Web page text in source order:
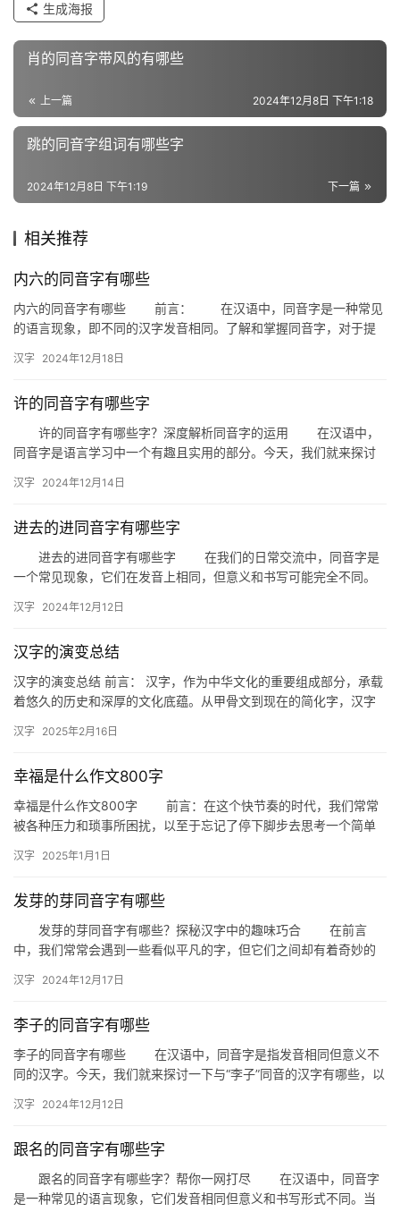
近
义
词
音
生成海报
肖的同音字带风的有哪些
上一篇 2024年12月8日 下午1:18
跳的同音字组词有哪些字
下一篇
2024年12月8日 下午1:19
相关推荐
内六的同音字有哪些
内六的同音字有哪些 前言： 在汉语中，同音字是一种常见
的语言现象，即不同的汉字发音相同。了解和掌握同音字，对于提
一…
汉字 2024年12月18日
许的同音字有哪些字
许的同音字有哪些字？深度解析同音字的运用 在汉语中，
同音字是语言学习中一个有趣且实用的部分。今天，我们就来探讨
用…
汉字 2024年12月14日
进去的进同音字有哪些字
进去的进同音字有哪些字 在我们的日常交流中，同音字是
一个常见现象，它们在发音上相同，但意义和书写可能完全不同。
汉字 2024年12月12日
汉字的演变总结
汉字的演变总结 前言： 汉字，作为中华文化的重要组成部分，承载
着悠久的历史和深厚的文化底蕴。从甲骨文到现在的简化字，汉字
程，…
汉字 2025年2月16日
幸福是什么作文800字
幸福是什么作文800字 前言：在这个快节奏的时代，我们常常
被各种压力和琐事所困扰，以至于忘记了停下脚步去思考一个简单
的…
汉字 2025年1月1日
发芽的芽同音字有哪些
发芽的芽同音字有哪些？探秘汉字中的趣味巧合 在前言
中，我们常常会遇到一些看似平凡的字，但它们之间却有着奇妙的
汉…
汉字 2024年12月17日
李子的同音字有哪些
李子的同音字有哪些 在汉语中，同音字是指发音相同但意义不
同的汉字。今天，我们就来探讨一下与“李子”同音的汉字有哪些，以
汉字 2024年12月12日
跟名的同音字有哪些字
跟名的同音字有哪些字？帮你一网打尽 在汉语中，同音字
是一种常见的语言现象，它们发音相同但意义和书写形式不同。当